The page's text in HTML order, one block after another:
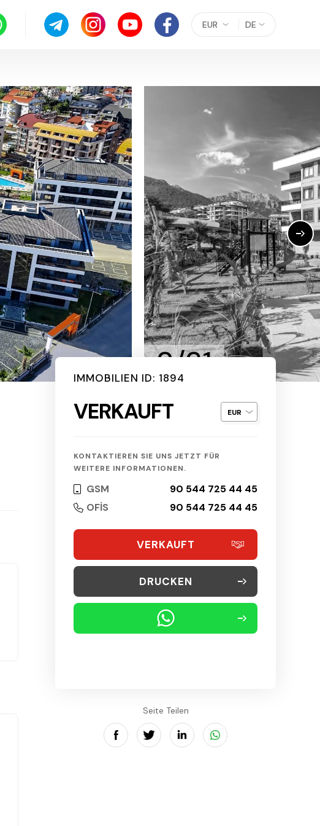
DE
EUR
2/31
IMMOBILIEN ID: 1894
VERKAUFT
KONTAKTIEREN SIE UNS JETZT FÜR
WEITERE INFORMATIONEN.
GSM
90 544 725 44 45
OFİS
90 544 725 44 45
VERKAUFT
DRUCKEN
Seite Teilen